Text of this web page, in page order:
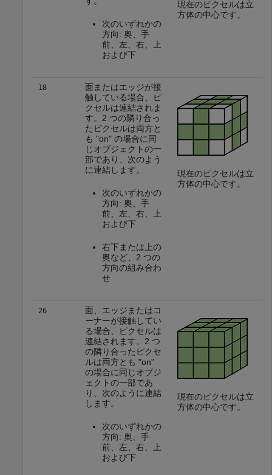
次のいずれかの
方向: 奥、手
前、左、右、上
および下
現在のピクセルは立
方体の中心です。
18
面またはエッジが接
触している場合、ピ
クセルは連結されま
す。2 つの隣り合っ
たピクセルは両方と
も "on" の場合に同
じオブジェクトの一
部であり、次のよう
に連結します。
次のいずれかの
方向: 奥、手
前、左、右、上
および下
右下または上の
奥など、2 つの
方向の組み合わ
せ
現在のピクセルは立
方体の中心です。
26
面、エッジまたはコ
ーナーが接触してい
る場合、ピクセルは
連結されます。2 つ
の隣り合ったピクセ
ルは両方とも "on"
の場合に同じオブジ
ェクトの一部であ
り、次のように連結
します。
次のいずれかの
方向: 奥、手
前、左、右、上
および下
現在のピクセルは立
方体の中心です。